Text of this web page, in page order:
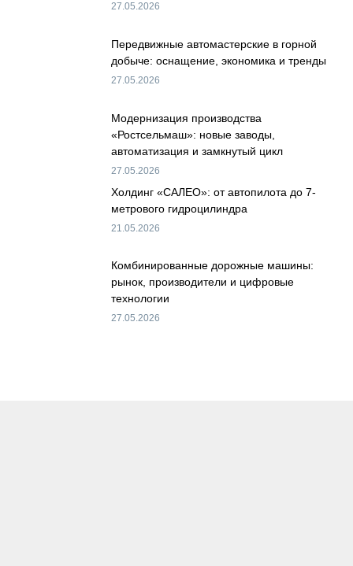
27.05.2026
Передвижные автомастерские в горной
добыче: оснащение, экономика и тренды
27.05.2026
Модернизация производства
«Ростсельмаш»: новые заводы,
автоматизация и замкнутый цикл
27.05.2026
Холдинг «САЛЕО»: от автопилота до 7-
метрового гидроцилиндра
21.05.2026
Комбинированные дорожные машины:
рынок, производители и цифровые
технологии
27.05.2026